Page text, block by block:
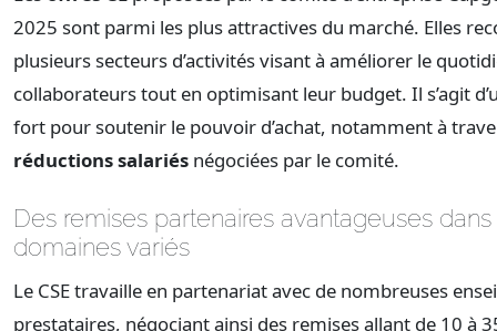
2025 sont parmi les plus attractives du marché. Elles
plusieurs secteurs d’activités visant à améliorer le
collaborateurs tout en optimisant leur budget. Il s’agit
fort pour soutenir le pouvoir d’achat, notamment à
réductions salariés négociées par le comité.
Des remises partenaires avantageuses
domaines variés
Le CSE travaille en partenariat avec de nombreuses
prestataires, négociant ainsi des remises allant de 10 à